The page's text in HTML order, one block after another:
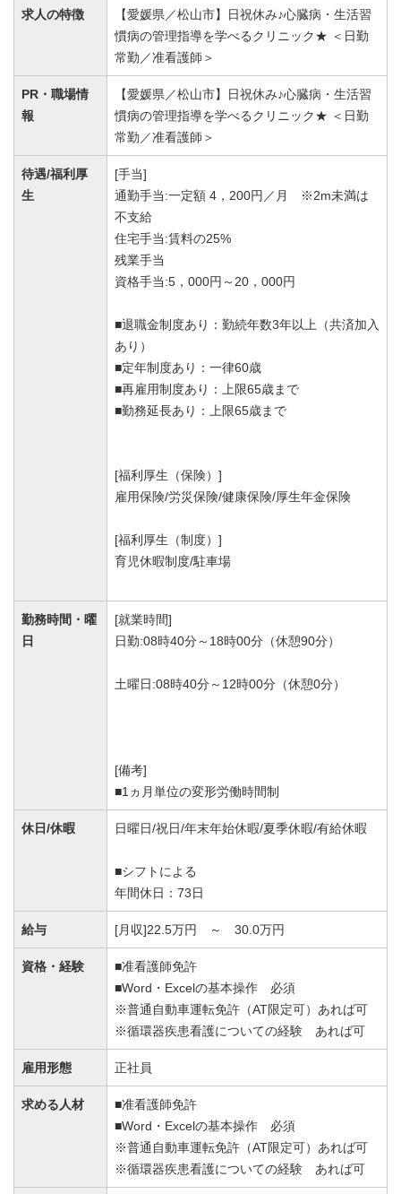
求人の特徴
【愛媛県／松山市】日祝休み♪心臓病・生活習
慣病の管理指導を学べるクリニック★ ＜日勤
常勤／准看護師＞
PR・職場情
報
【愛媛県／松山市】日祝休み♪心臓病・生活習
慣病の管理指導を学べるクリニック★ ＜日勤
常勤／准看護師＞
待遇/福利厚
生
[手当]
通勤手当:一定額 4，200円／月 ※2m未満は
不支給
住宅手当:賃料の25%
残業手当
資格手当:5，000円～20，000円
■退職金制度あり：勤続年数3年以上（共済加入
あり）
■定年制度あり：一律60歳
■再雇用制度あり：上限65歳まで
■勤務延長あり：上限65歳まで
[福利厚生（保険）]
雇用保険/労災保険/健康保険/厚生年金保険
[福利厚生（制度）]
育児休暇制度/駐車場
勤務時間・曜
日
[就業時間]
日勤:08時40分～18時00分（休憩90分）
土曜日:08時40分～12時00分（休憩0分）
[備考]
■1ヵ月単位の変形労働時間制
休日/休暇 日曜日/祝日/年末年始休暇/夏季休暇/有給休暇
■シフトによる
年間休日：73日
給与 [月収]22.5万円 ～ 30.0万円
資格・経験
■准看護師免許
■Word・Excelの基本操作 必須
※普通自動車運転免許（AT限定可）あれば可
※循環器疾患看護についての経験 あれば可
雇用形態 正社員
求める人材
■准看護師免許
■Word・Excelの基本操作 必須
※普通自動車運転免許（AT限定可）あれば可
※循環器疾患看護についての経験 あれば可